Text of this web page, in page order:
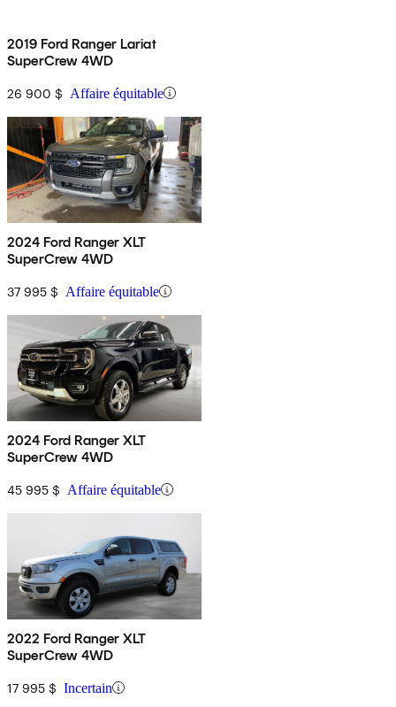
2019 Ford Ranger Lariat
SuperCrew 4WD
26 900 $ Affaire équitable
2024 Ford Ranger XLT
SuperCrew 4WD
37 995 $ Affaire équitable
2024 Ford Ranger XLT
SuperCrew 4WD
45 995 $ Affaire équitable
2022 Ford Ranger XLT
SuperCrew 4WD
17 995 $ Incertain